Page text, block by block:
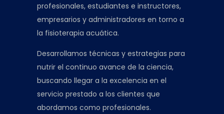
profesionales, estudiantes e instructores,
empresarios y administradores en torno a
la fisioterapia acuática.
Desarrollamos técnicas y estrategias para
nutrir el continuo avance de la ciencia,
buscando llegar a la excelencia en el
servicio prestado a los clientes que
abordamos como profesionales.